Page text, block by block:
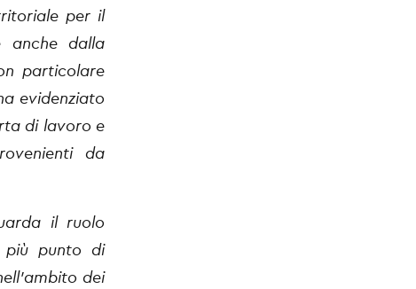
per il
anche dalla
particolare
evidenziato
di lavoro e
da
il ruolo
più punto di
dei